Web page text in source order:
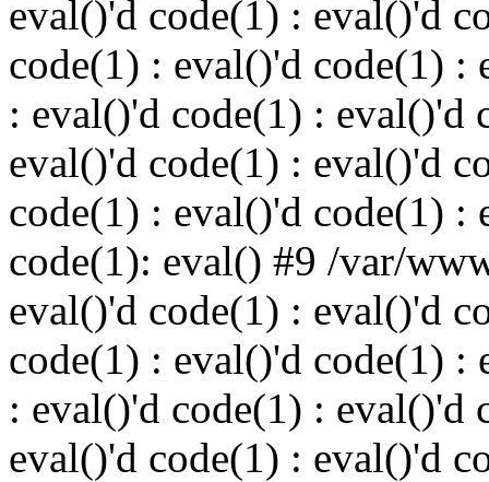
eval()'d code(1) : eval()'d
code(1) : eval()'d code(1) :
: eval()'d code(1) : eval()'d
eval()'d code(1) : eval()'d
code(1) : eval()'d code(1) :
code(1): eval() #9 /var/
eval()'d code(1) : eval()'d
code(1) : eval()'d code(1) :
: eval()'d code(1) : eval()'d
eval()'d code(1) : eval()'d